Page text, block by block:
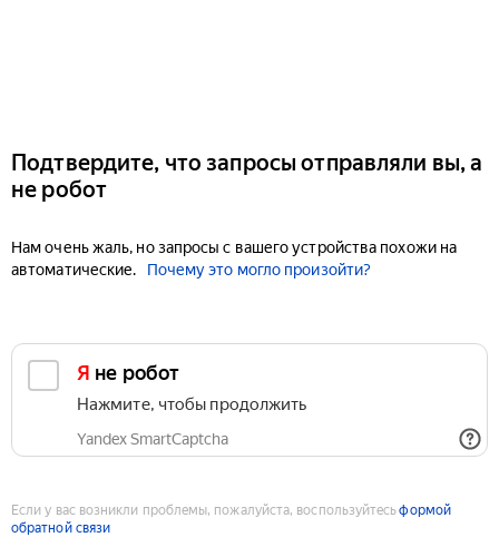
Подтвердите, что запросы отправляли вы, а
не робот
Нам очень жаль, но запросы с вашего устройства похожи на
автоматические.
Почему это могло произойти?
Я не робот
Нажмите, чтобы продолжить
Yandex SmartCaptcha
Если у вас возникли проблемы, пожалуйста, воспользуйтесьформой
обратной связи